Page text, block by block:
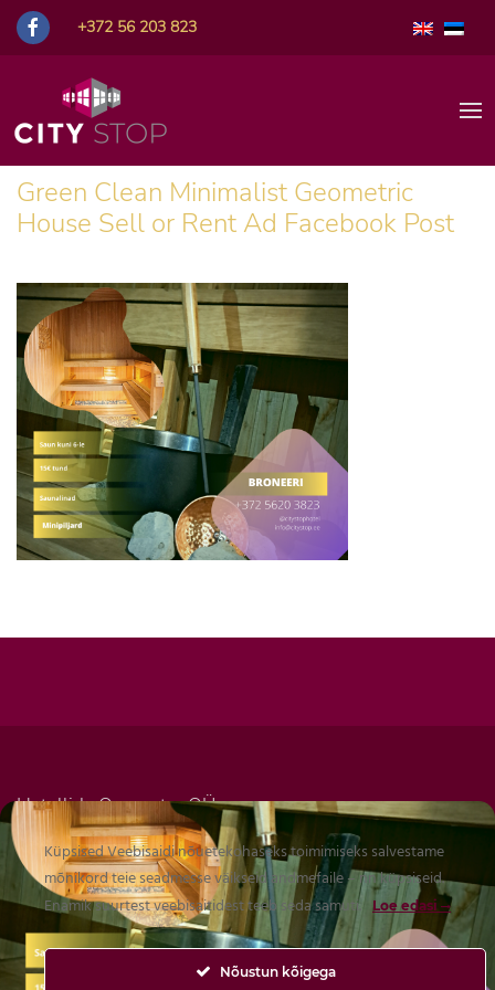
+372 56 203 823
Green Clean Minimalist Geometric
House Sell or Rent Ad Facebook Post
Hotellide Operaator OÜ
Reg. 16424587
Mõisavahe 21, Tartu, Eesti 50707
Tel. +372 5620 3823
info@citystop.ee
EE542200221078424743 Swedbank
Küpsised Veebisaidi nõuetekohaseks toimimiseks salvestame
mõnikord teie seadmesse väikseid andmefaile – nn küpsiseid.
Enamik suurtest veebisaitidest teeb seda samuti. Loe edasi
Nõustun kõigega